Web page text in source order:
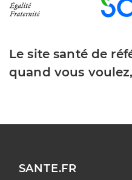
Le site santé de
quand vous
SANTE.FR